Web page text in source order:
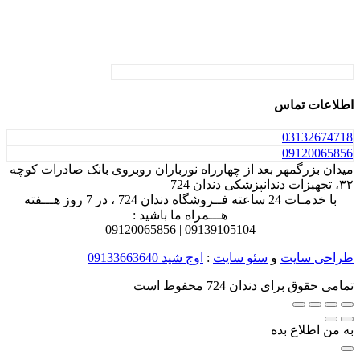
اطلاعات تماس
03132674718
09120065856
میدان بزرگمهر بعد از چهارراه نورباران روبروی بانک صادرات کوچه
۳۲، تجهیزات دندانپزشکی دندان 724
با خدمـات 24 ساعته فــروشگاه دندان 724 ، در 7 روز هـــفته
هـــمراه ما باشید :
09139105104 |
09120065856
طراحی سایت و سئو سایت : اوج شید 09133663640
تمامی حقوق برای دندان 724 محفوط است
به من اطلاع بده